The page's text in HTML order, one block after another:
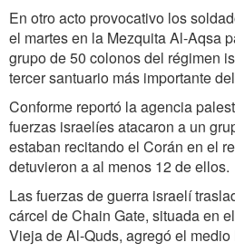
En otro acto provocativo los
el martes en la Mezquita Al-Aqsa
grupo de 50 colonos del régimen
tercer santuario más importante
Conforme reportó la agencia
fuerzas israelíes atacaron a un
estaban recitando el Corán en el
detuvieron a al menos 12 de ellos.
Las fuerzas de guerra israelí
cárcel de Chain Gate, situada en
Vieja de Al-Quds, agregó el medio